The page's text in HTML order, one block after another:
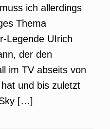
ich allerdings
Thema
Legende UIrich
der den
im TV abseits von
und bis zuletzt
[…]